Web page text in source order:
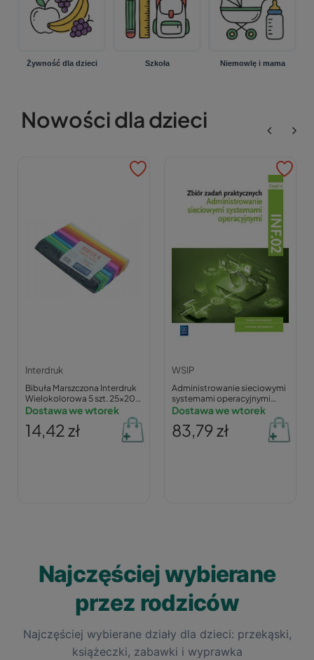
Żywność dla dzieci Szkoła Niemowlę i mama
Nowości dla dzieci
Interdruk
Bibuła Marszczona Interdruk
Wielokolorowa 5 szt. 25x200
cm
Dostawa we wtorek
14,42 zł
WSIP
Administrowanie sieciowymi
systemami operacyjnymi
INF.02. Zbiór zadań cz. 4
Dostawa we wtorek
83,79 zł
Najczęściej wybierane
przez rodziców
Najczęściej wybierane działy dla dzieci: przekąski,
książeczki, zabawki i wyprawka